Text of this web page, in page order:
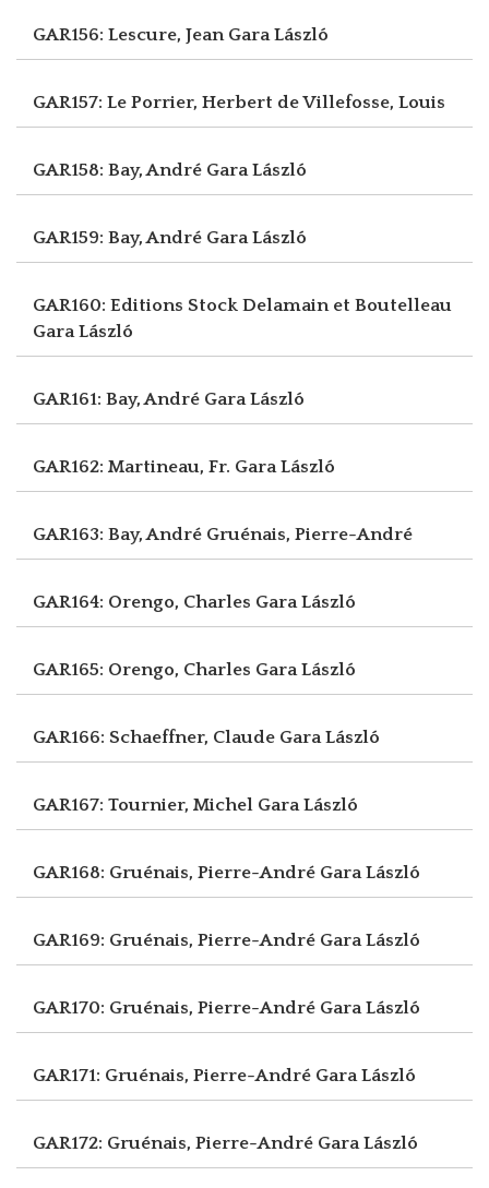
GAR156: Lescure, Jean Gara László
GAR157: Le Porrier, Herbert de Villefosse, Louis
GAR158: Bay, André Gara László
GAR159: Bay, André Gara László
GAR160: Editions Stock Delamain et Boutelleau
Gara László
GAR161: Bay, André Gara László
GAR162: Martineau, Fr. Gara László
GAR163: Bay, André Gruénais, Pierre-André
GAR164: Orengo, Charles Gara László
GAR165: Orengo, Charles Gara László
GAR166: Schaeffner, Claude Gara László
GAR167: Tournier, Michel Gara László
GAR168: Gruénais, Pierre-André Gara László
GAR169: Gruénais, Pierre-André Gara László
GAR170: Gruénais, Pierre-André Gara László
GAR171: Gruénais, Pierre-André Gara László
GAR172: Gruénais, Pierre-André Gara László